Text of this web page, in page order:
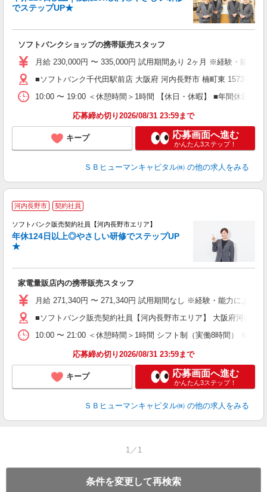
でステップUP★
ソフトバンクショップの携帯販売スタッフ
月給 230,000円 〜 335,000円 試用期間あり 2ヶ月 ※経験・能力
■ソフトバンク千代田駅前店 大阪府 河内長野市 楠町東 1573‐2
10:00 〜 19:00 ＜休憩時間＞1時間 【休日・休暇】 ■年間休日
応募締め切り2026/08/31 23:59まで
キープ 応募画面へ進む
かんたん3ステップ！
ＳＢヒューマンキャピタル㈱ の他の求人をみる
河内長野市 契約社員
ソフトバンク販売契約社員【河内長野市エリア】
年休124日以上◎やさしい研修でステップUP
★
家電量販店内の携帯販売スタッフ
月給 271,340円 〜 271,340円 試用期間なし ※経験・能力による
■ソフトバンク販売契約社員【河内長野市エリア】 大阪府河内長
10:00 〜 21:00 ＜休憩時間＞1時間 シフト制（実働8時間） ※営
応募締め切り2026/08/31 23:59まで
キープ 応募画面へ進む
かんたん3ステップ！
ＳＢヒューマンキャピタル㈱ の他の求人をみる
1／1
条件を変更して再検索